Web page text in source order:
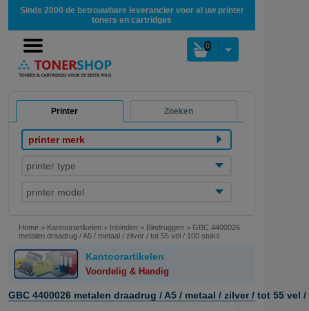
Sinds 2000 de betrouwbare leverancier voor al uw printer
toners en cartridges
0
Printer Zoeken
printer merk
printer type
printer model
Home > Kantoorartikelen > Inbinden > Bindruggen > GBC 4400026
metalen draadrug / A5 / metaal / zilver / tot 55 vel / 100 stuks
Kantoorartikelen
Voordelig & Handig
GBC 4400026 metalen draadrug / A5 / metaal / zilver / tot 55 vel